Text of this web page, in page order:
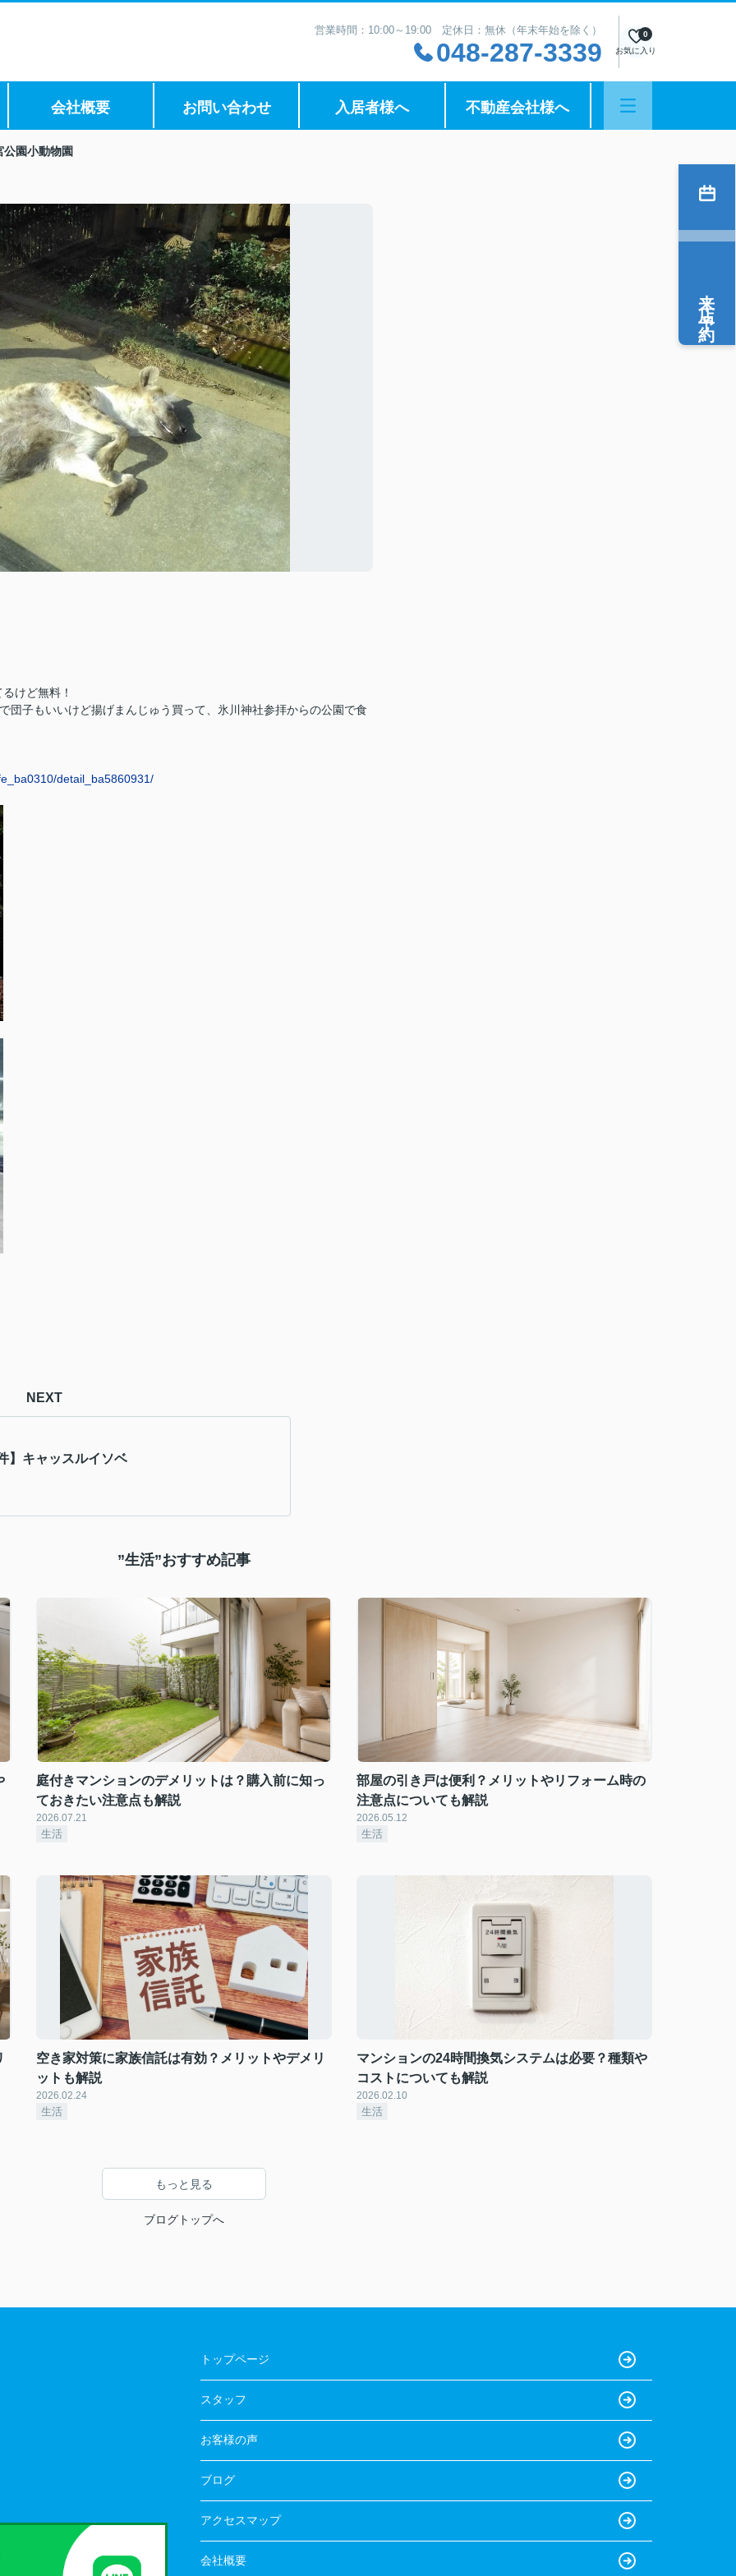
営業時間：10:00～19:00 定休日：無休（年末年始を除く）
048-287-3339 お気に入り
0
会社概要 お問い合わせ 入居者様へ 不動産会社様へ
公園小動物園
けど無料！
団子もいいけど揚げまんじゅう買って、氷川神社参拝からの公園で食
detail_ba5860931/
NEXT
】キャッスルイソベ
”生活”おすすめ記事
庭付きマンションのデメリットは？購入前に知っ
ておきたい注意点も解説
2026.07.21
生活
部屋の引き戸は便利？メリットやリフォーム時の
注意点についても解説
2026.05.12
生活
空き家対策に家族信託は有効？メリットやデメリ
ットも解説
2026.02.24
生活
マンションの24時間換気システムは必要？種類や
コストについても解説
2026.02.10
生活
もっと見る
ブログトップへ
来店予約
トップページ
スタッフ
お客様の声
ブログ
アクセスマップ
会社概要